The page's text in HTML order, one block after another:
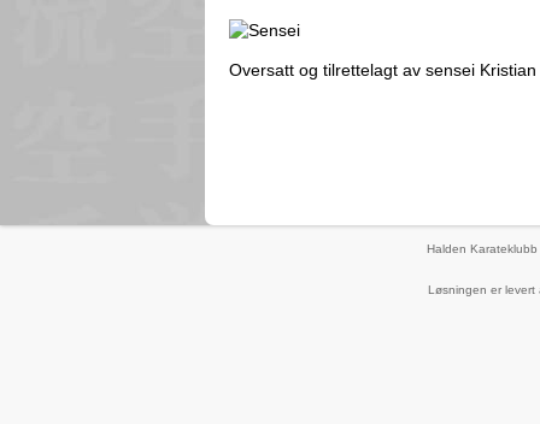
Oversatt og tilrettelagt av sensei
Halden
Løsningen er